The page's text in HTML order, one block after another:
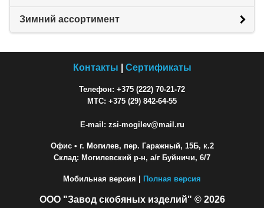
Зимний ассортимент
Контакты Сертификаты
Телефон: +375 (222) 70-21-72
МТС: +375 (29) 842-64-55
E-mail: zsi-mogilev@mail.ru
Офис• г. Могилев, пер. Гаражный, 15Б, к.2
Склад: Могилевский р-н, а/г Буйничи, 6/7
Мобильная версия | Полная версия
ООО "Завод скобяных изделий" © 2026